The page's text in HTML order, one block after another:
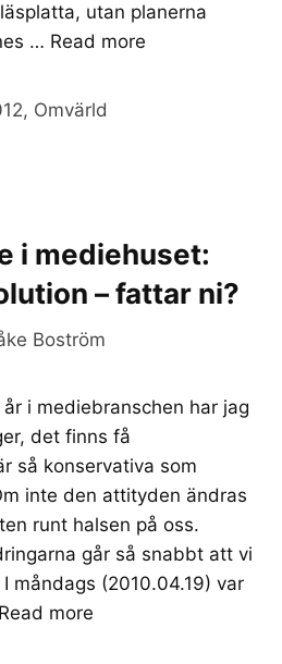
utan planerna
… Read more
, Omvärld
i mediehuset:
– fattar ni?
Boström
i mediebranschen har jag
det finns få
så konservativa som
inte den attityden ändras
runt halsen på oss.
går så snabbt att vi
måndags (2010.04.19) var
Read more